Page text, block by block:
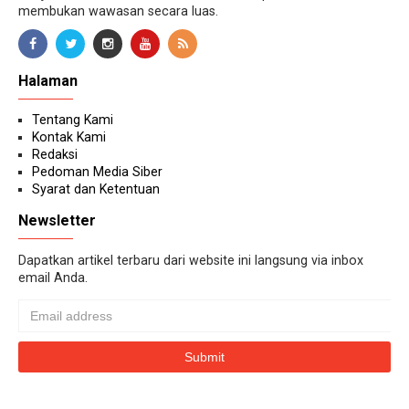
membukan wawasan secara luas.
Halaman
Tentang Kami
Kontak Kami
Redaksi
Pedoman Media Siber
Syarat dan Ketentuan
Newsletter
Dapatkan artikel terbaru dari website ini langsung via inbox
email Anda.